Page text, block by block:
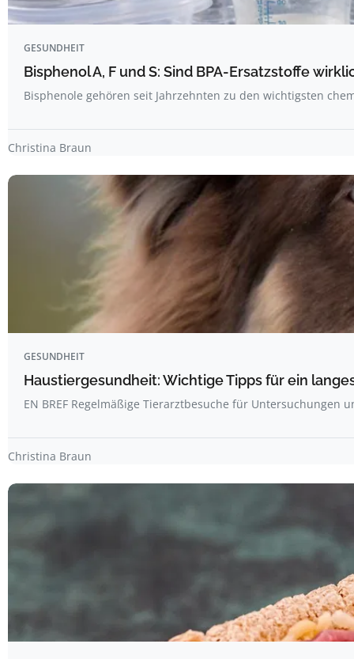
GESUNDHEIT
Bisphenol A, F und S: Sind BPA-Ersatzstoffe
Bisphenole gehören seit Jahrzehnten zu den wichtigsten
Christina Braun
GESUNDHEIT
Haustiergesundheit: Wichtige Tipps für ein
EN BREF Regelmäßige Tierarztbesuche für Untersuchungen
Christina Braun